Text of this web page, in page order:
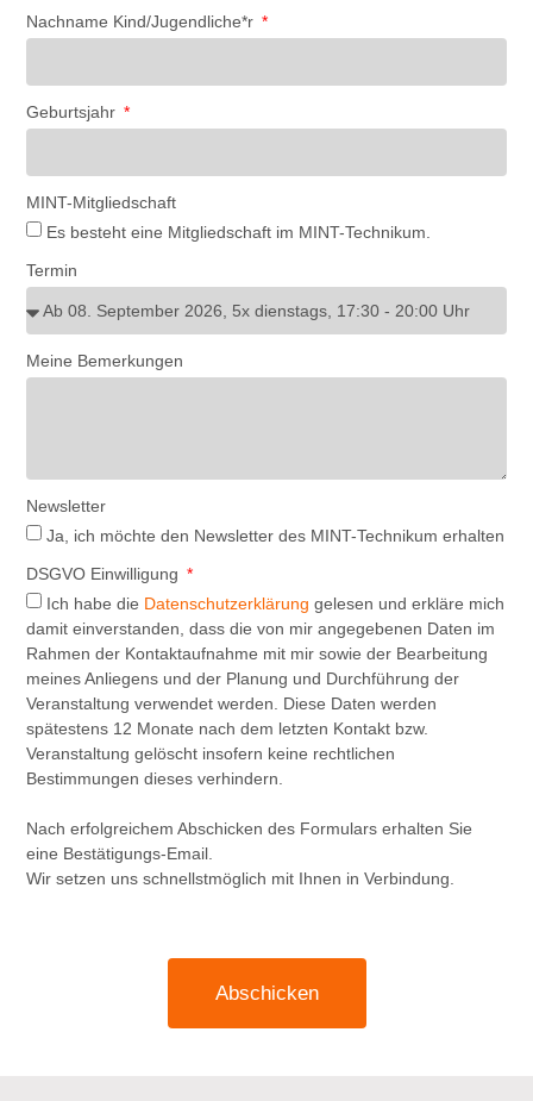
Nachname Kind/Jugendliche*r
Geburtsjahr
MINT-Mitgliedschaft
Es besteht eine Mitgliedschaft im MINT-Technikum.
Termin
Meine Bemerkungen
Newsletter
Ja, ich möchte den Newsletter des MINT-Technikum erhalten
DSGVO Einwilligung
Ich habe die Datenschutzerklärunggelesen und erkläre mich
damit einverstanden, dass die von mir angegebenen Daten im
Rahmen der Kontaktaufnahme mit mir sowie der Bearbeitung
meines Anliegens und der Planung und Durchführung der
Veranstaltung verwendet werden. Diese Daten werden
spätestens 12 Monate nach dem letzten Kontakt bzw.
Veranstaltung gelöscht insofern keine rechtlichen
Bestimmungen dieses verhindern.
Nach erfolgreichem Abschicken des Formulars erhalten Sie
eine Bestätigungs-Email.
Wir setzen uns schnellstmöglich mit Ihnen in Verbindung.
Abschicken